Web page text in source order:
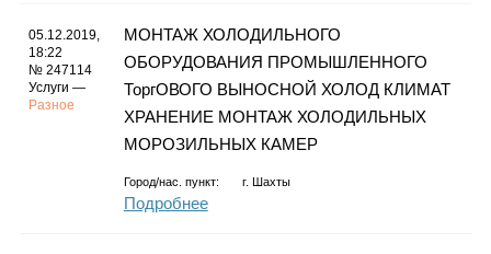
05.12.2019,
18:22
№ 247114
Услуги —
Разное
МОНТАЖ ХОЛОДИЛЬНОГО
ОБОРУДОВАНИЯ ПРОМЫШЛЕННОГО
ТоргОВОГО ВЫНОСНОЙ ХОЛОД КЛИМАТ
ХРАНЕНИЕ МОНТАЖ ХОЛОДИЛЬНЫХ
МОРОЗИЛЬНЫХ КАМЕР
Город/нас. пункт: г. Шахты
Подробнее